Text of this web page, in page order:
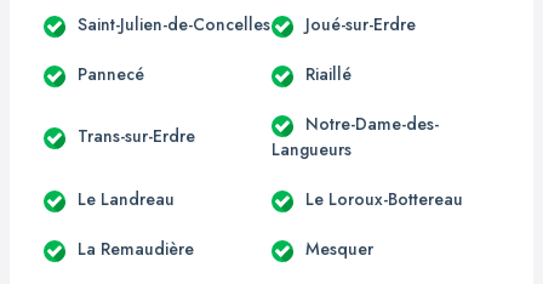
Saint-Julien-de-Concelles Joué-sur-Erdre
Pannecé Riaillé
Trans-sur-Erdre
Notre-Dame-des-
Langueurs
Le Landreau Le Loroux-Bottereau
La Remaudière Mesquer